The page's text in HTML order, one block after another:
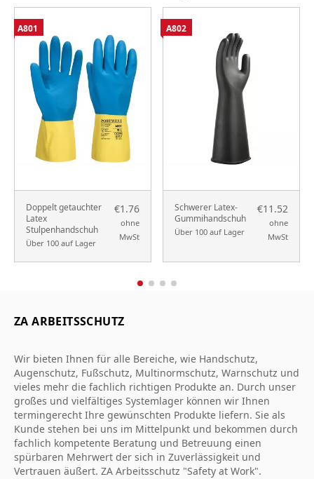
Doppelt getauchter
Latex
Stulpenhandschuh
Über 100 auf Lager
€1.76
ohne
MwSt
A801
Schwerer Latex-
Gummihandschuh
Über 100 auf Lager
€11.52
ohne
MwSt
A802
ZA ARBEITSSCHUTZ
Wir bieten Ihnen für alle Bereiche, wie Handschutz,
Augenschutz, Fußschutz, Multinormschutz, Warnschutz und
vieles mehr die fachlich richtigen Produkte an. Durch unser
großes und vielfältiges Systemlager können wir Ihnen
termingerecht Ihre gewünschten Produkte liefern. Sie als
Kunde stehen bei uns im Mittelpunkt und bekommen durch
fachlich kompetente Beratung und Betreuung einen
spürbaren Mehrwert der sich in Zuverlässigkeit und
Vertrauen äußert. ZA Arbeitsschutz "Safety at Work".